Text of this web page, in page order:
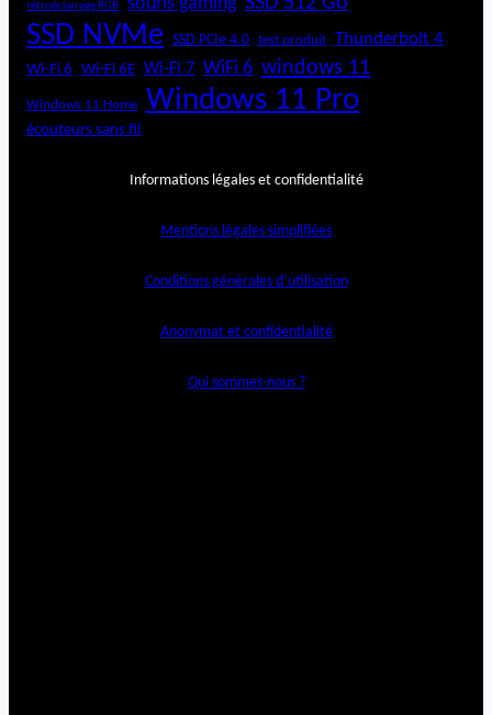
rétroéclairage RGB
SSD NVMe SSD PCIe 4.0 test produit Thunderbolt 4
Wi-Fi 6 Wi-Fi 6E Wi-Fi 7 WiFi 6 windows 11
Windows 11 Home Windows 11 Pro
écouteurs sans fil
Informations légales et confidentialité
Mentions légales simplifiées
Conditions générales d’utilisation
Anonymat et confidentialité
Qui sommes-nous ?